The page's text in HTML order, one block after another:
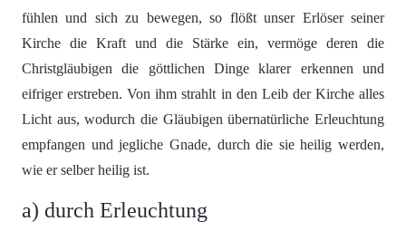
fühlen und sich zu bewegen, so flößt unser Erlöser seiner
Kirche die Kraft und die Stärke ein, vermöge deren die
Christgläubigen die göttlichen Dinge klarer erkennen und
eifriger erstreben. Von ihm strahlt in den Leib der Kirche alles
Licht aus, wodurch die Gläubigen übernatürliche Erleuchtung
empfangen und jegliche Gnade, durch die sie heilig werden,
wie er selber heilig ist.
a) durch Erleuchtung